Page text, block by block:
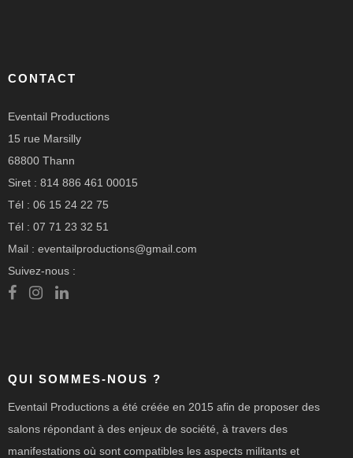
CONTACT
Eventail Productions
15 rue Marsilly
68800 Thann
Siret : 814 886 461 00015
Tél : 06 15 24 22 75
Tél : 07 71 23 32 51
Mail : eventailproductions@gmail.com
Suivez-nous :
QUI SOMMES-NOUS ?
Eventail Productions a été créée en 2015 afin de proposer des
salons répondant à des enjeux de société, à travers des
manifestations où sont compatibles les aspects militants et